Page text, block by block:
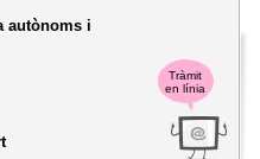
Tràmit
en línia
autònoms i